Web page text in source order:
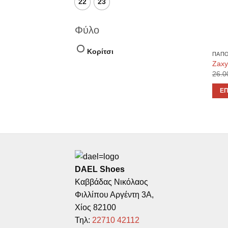
22 23
Φύλο
Κορίτσι
DAEL Shoes
Καββάδας Νικόλαος
Φιλλίπου Αργέντη 3Α,
Χίος 82100
Τηλ: 22710 42112